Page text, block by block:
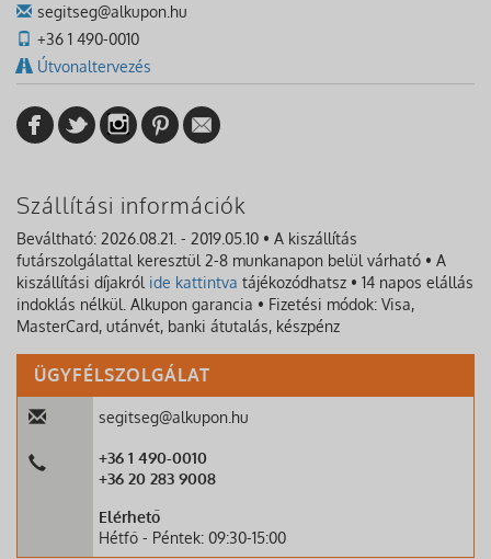
segitseg@alkupon.hu
+36 1 490-0010
Útvonaltervezés
Szállítási információk
Beváltható: 2026.08.21. - 2019.05.10 • A kiszállítás
futárszolgálattal keresztül 2-8 munkanapon belül várható • A
kiszállítási díjakról ide kattintva tájékozódhatsz • 14 napos elállás
indoklás nélkül. Alkupon garancia • Fizetési módok: Visa,
MasterCard, utánvét, banki átutalás, készpénz
ÜGYFÉLSZOLGÁLAT
segitseg@alkupon.hu
+36 1 490-0010
+36 20 283 9008
Elérhető
Hétfő - Péntek: 09:30-15:00